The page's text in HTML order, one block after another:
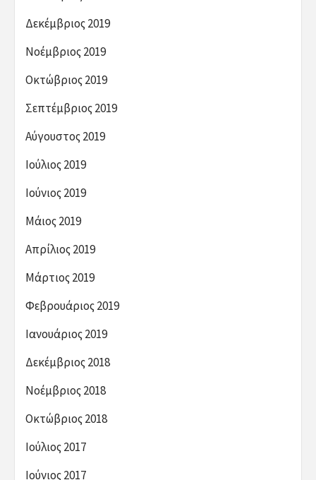
Δεκέμβριος 2019
Νοέμβριος 2019
Οκτώβριος 2019
Σεπτέμβριος 2019
Αύγουστος 2019
Ιούλιος 2019
Ιούνιος 2019
Μάιος 2019
Απρίλιος 2019
Μάρτιος 2019
Φεβρουάριος 2019
Ιανουάριος 2019
Δεκέμβριος 2018
Νοέμβριος 2018
Οκτώβριος 2018
Ιούλιος 2017
Ιούνιος 2017